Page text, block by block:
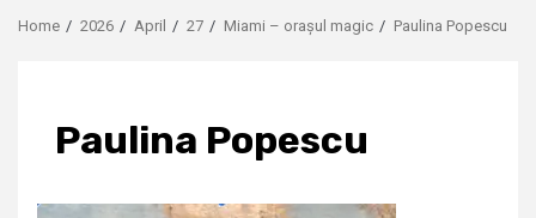
Home 2026 April 27 Miami – orașul magic Paulina Popescu
Paulina Popescu